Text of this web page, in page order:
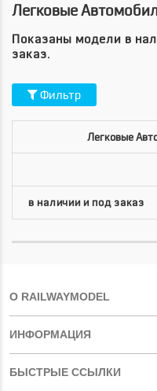
Легковые
Показаны модели в
заказ.
Фильтр
Легковые
О RAILWAYMODEL
ИНФОРМАЦИЯ
БЫСТРЫЕ ССЫЛКИ